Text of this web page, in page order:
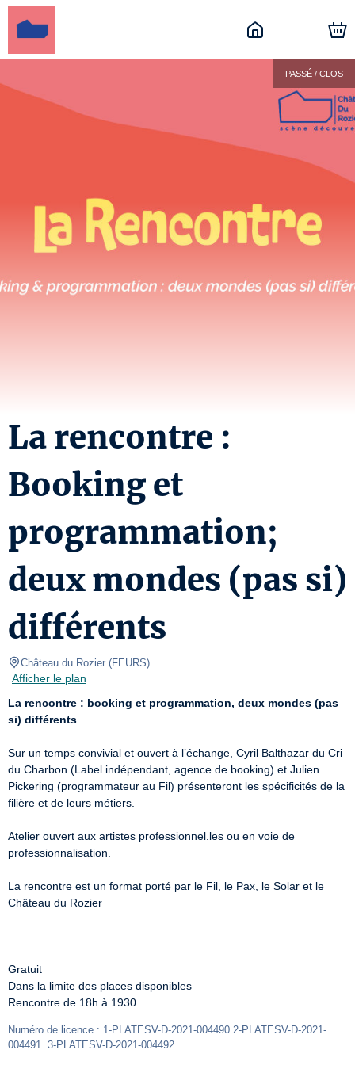
PASSÉ / CLOS
La rencontre :
Booking et
programmation;
deux mondes (pas si)
différents
Château du Rozier (FEURS)
Afficher le plan
La rencontre : booking et programmation, deux mondes (pas
si) différents
Sur un temps convivial et ouvert à l’échange, Cyril Balthazar du Cri
du Charbon (Label indépendant, agence de booking) et Julien
Pickering (programmateur au Fil) présenteront les spécificités de la
filière et de leurs métiers.
Atelier ouvert aux artistes professionnel.les ou en voie de
professionnalisation.
La rencontre est un format porté par le Fil, le Pax, le Solar et le
Château du Rozier
Gratuit
Dans la limite des places disponibles
Rencontre de 18h à 1930
Numéro de licence : 1-PLATESV-D-2021-004490 2-PLATESV-D-2021-
004491  3-PLATESV-D-2021-004492